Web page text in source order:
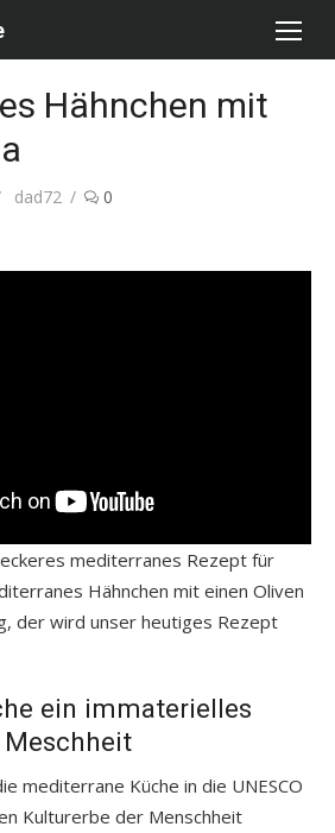
Hähnchen mit
Author
dad72 0
mediterranes Rezept für
Hähnchen mit einen Oliven
der wird unser heutiges Rezept
ein immaterielles
Meschheit
mediterrane Küche in die UNESCO
Kulturerbe der Menschheit